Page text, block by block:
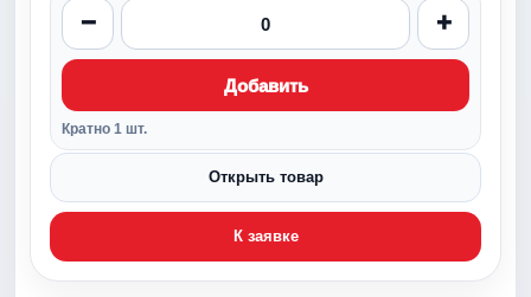
− +
Добавить
Кратно 1 шт.
Открыть товар
К заявке